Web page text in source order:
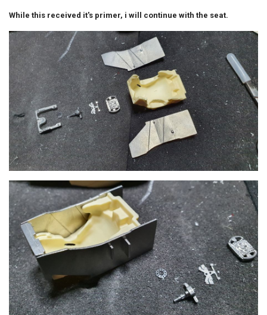
While this received it's primer, i will continue with the seat.